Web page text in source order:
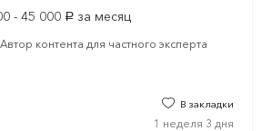
- 45 000 руб. за месяц
контента для частного эксперта
В закладки
1 неделя 3 дня